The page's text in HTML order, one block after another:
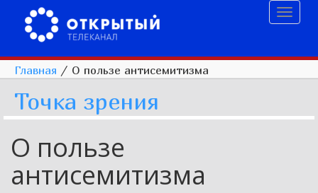
Главная / О пользе антисемитизма
Точка зрения
О пользе
антисемитизма